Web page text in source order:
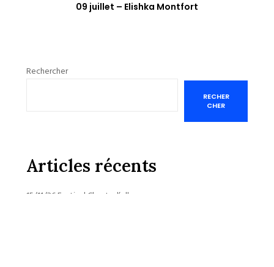
09 juillet – Elishka Montfort
Rechercher
RECHER
CHER
Articles récents
15/11/26 Festival Chants d’elles